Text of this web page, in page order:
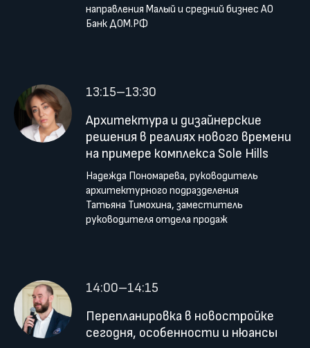
направления Малый и средний бизнес АО
Банк ДОМ.РФ
13:15–13:30
Архитектура и дизайнерские
решения в реалиях нового времени
на примере комплекса Sole Hills
Надежда Пономарева, руководитель
архитектурного подразделения
Татьяна Тимохина, заместитель
руководителя отдела продаж
14:00–14:15
Перепланировка в новостройке
сегодня, особенности и нюансы